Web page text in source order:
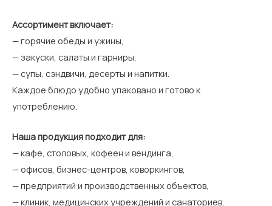
Ассортимент включает:
— горячие обеды и ужины,
— закуски, салаты и гарниры,
— супы, сэндвичи, десерты и напитки.
Каждое блюдо удобно упаковано и готово к
употреблению.
Наша продукция подходит для:
— кафе, столовых, кофеен и вендинга,
— офисов, бизнес-центров, коворкингов,
— предприятий и производственных объектов,
— клиник, медицинских учреждений и санаториев,